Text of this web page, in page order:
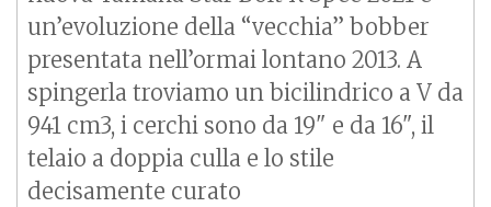
un’evoluzione della “vecchia” bobber
presentata nell’ormai lontano 2013. A
spingerla troviamo un bicilindrico a V da
941 cm3, i cerchi sono da 19" e da 16", il
telaio a doppia culla e lo stile
decisamente curato